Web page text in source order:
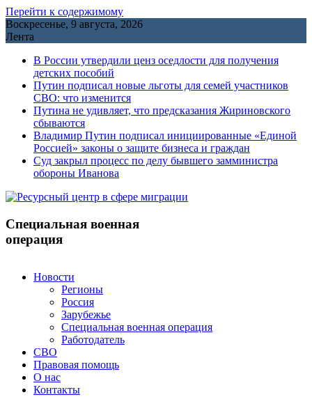
Перейти к содержимому
Воскресенье, 9 августа, 2026
Лента
В России утвердили ценз оседлости для получения
детских пособий
Путин подписал новые льготы для семей участников
СВО: что изменится
Путина не удивляет, что предсказания Жириновского
сбываются
Владимир Путин подписал инициированные «Единой
Россией» законы о защите бизнеса и граждан
Cуд закрыл процесс по делу бывшего замминистра
обороны Иванова
Специальная военная
операция
Новости
Регионы
Россия
Зарубежье
Специальная военная операция
Работодатель
СВО
Правовая помощь
О нас
Контакты